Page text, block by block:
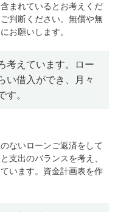
まれているとお考えくだ
判断ください。無償や無
お願いします。
考えています。ロー
い借入ができ、月々
す。
ないローンご返済をして
支出のバランスを考え、
います。資金計画表を作